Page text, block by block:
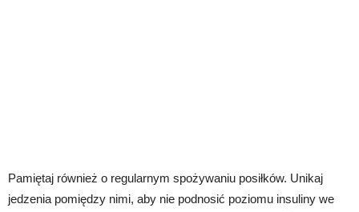
Pamiętaj również o regularnym spożywaniu posiłków. Unikaj
jedzenia pomiędzy nimi, aby nie podnosić poziomu insuliny we